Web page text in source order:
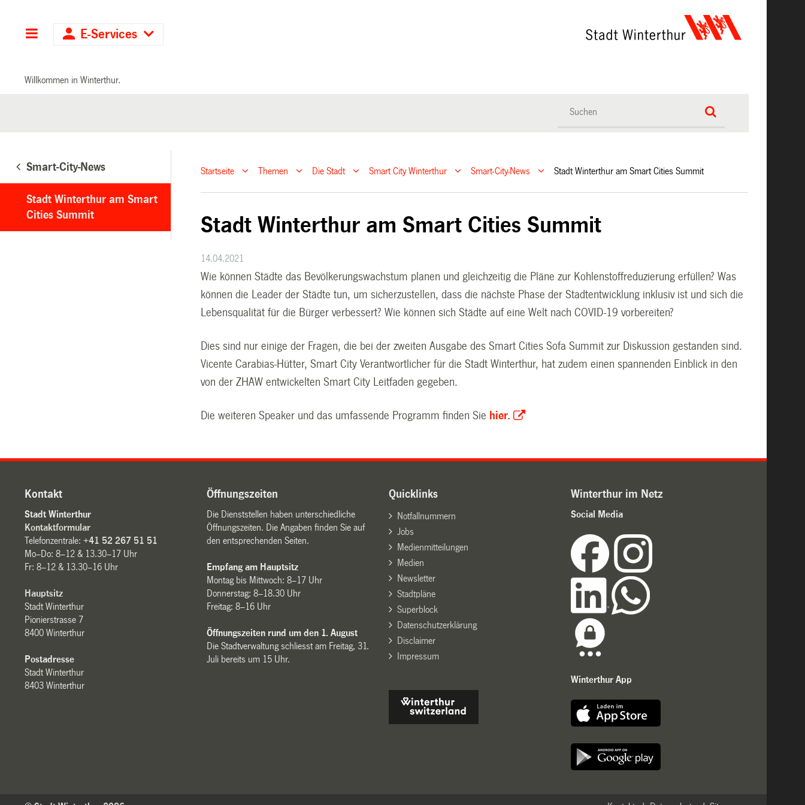
Hauptnavigation
E-Services
Willkommen in Winterthur.
Smart-City-News
Stadt Winterthur am Smart
Cities Summit
Startseite Themen Die Stadt Smart City Winterthur Smart-City-News Stadt Winterthur am Smart Cities Summit
Stadt Winterthur am Smart Cities Summit
14.04.2021
Wie können Städte das Bevölkerungswachstum planen und gleichzeitig die Pläne zur Kohlenstoffreduzierung erfüllen? Was
können die Leader der Städte tun, um sicherzustellen, dass die nächste Phase der Stadtentwicklung inklusiv ist und sich die
Lebensqualität für die Bürger verbessert? Wie können sich Städte auf eine Welt nach COVID-19 vorbereiten?
Dies sind nur einige der Fragen, die bei der zweiten Ausgabe des Smart Cities Sofa Summit zur Diskussion gestanden sind.
Vicente Carabias-Hütter, Smart City Verantwortlicher für die Stadt Winterthur, hat zudem einen spannenden Einblick in den
von der ZHAW entwickelten Smart City Leitfaden gegeben.
Die weiteren Speaker und das umfassende Programm finden Sie hier.
Kontakt
Stadt Winterthur
Kontaktformular
Telefonzentrale:+41 52 267 51 51
Mo–Do: 8–12 & 13.30–17 Uhr
Fr: 8–12 & 13.30–16 Uhr
Hauptsitz
Stadt Winterthur
Pionierstrasse 7
8400 Winterthur
Postadresse
Stadt Winterthur
8403 Winterthur
Öffnungszeiten
Die Dienststellen haben unterschiedliche
Öffnungszeiten. Die Angaben finden Sie auf
den entsprechenden Seiten.
Empfang am Hauptsitz
Montag bis Mittwoch: 8–17 Uhr
Donnerstag: 8–18.30 Uhr
Freitag: 8–16 Uhr
Öffnungszeiten rund um den 1. August
Die Stadtverwaltung schliesst am Freitag, 31.
Juli bereits um 15 Uhr.
Quicklinks
Notfallnummern
Jobs
Medienmitteilungen
Medien
Newsletter
Stadtpläne
Superblock
Datenschutzerklärung
Disclaimer
Impressum
Winterthur im Netz
Social Media
Winterthur App